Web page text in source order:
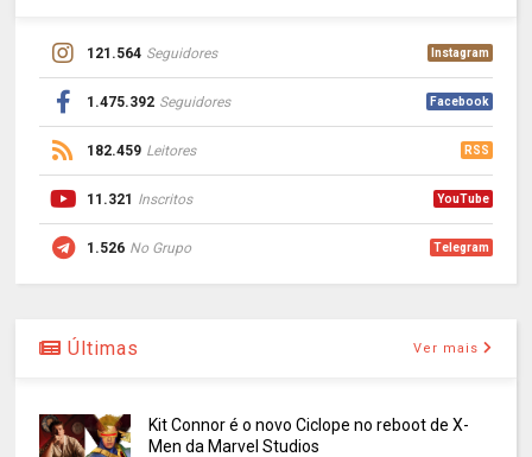
121.564 Seguidores Instagram
1.475.392 Seguidores Facebook
182.459 Leitores RSS
11.321 Inscritos YouTube
1.526 No Grupo Telegram
Últimas Ver mais
Kit Connor é o novo Ciclope no reboot de X-
Men da Marvel Studios